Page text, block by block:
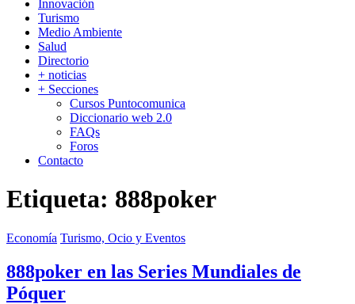
Innovación
Turismo
Medio Ambiente
Salud
Directorio
+ noticias
+ Secciones
Cursos Puntocomunica
Diccionario web 2.0
FAQs
Foros
Contacto
Etiqueta: 888poker
Economía Turismo, Ocio y Eventos
888poker en las Series Mundiales de
Póquer